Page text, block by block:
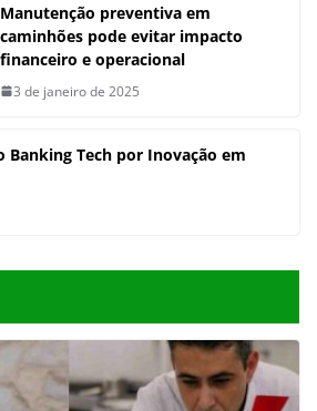
Manutenção preventiva em
caminhões pode evitar impacto
financeiro e operacional
3 de janeiro de 2025
Banking Tech por Inovação em